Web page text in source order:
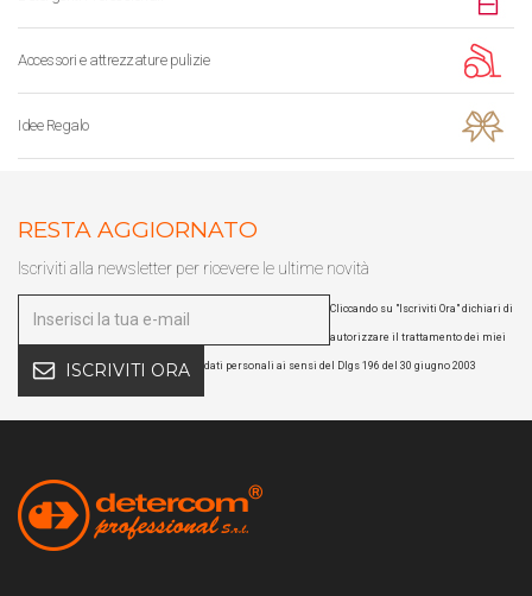
Accessori e attrezzature pulizie
Idee Regalo
RESTA AGGIORNATO
Iscriviti alla newsletter per ricevere le ultime novità
ISCRIVITI ORA
Cliccando su "Iscriviti Ora" dichiari di
autorizzare il trattamento dei miei
dati personali ai sensi del Dlgs 196 del 30 giugno 2003